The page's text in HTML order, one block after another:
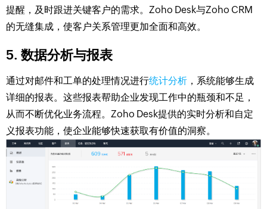
提醒，及时跟进关键客户的需求。Zoho Desk与Zoho CRM
的无缝集成，使客户关系管理更加全面和高效。
5. 数据分析与报表
通过对邮件和工单的处理情况进行统计分析 ，系统能够生成
详细的报表。这些报表帮助企业发现工作中的瓶颈和不足，
从而不断优化业务流程。Zoho Desk提供的实时分析和自定
义报表功能，使企业能够快速获取有价值的洞察。